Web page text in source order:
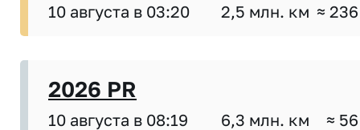
10 августа в 03:20 2,5 млн. км ≈
2026 PR
10 августа в 08:19 6,3 млн. км ≈